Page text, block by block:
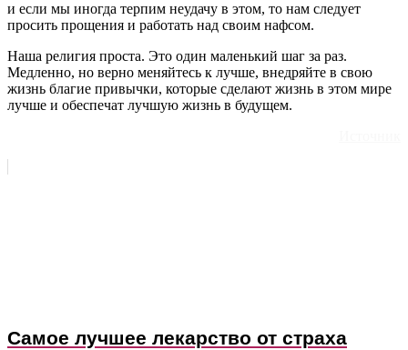
и если мы иногда терпим неудачу в этом, то нам следует
просить прощения и работать над своим нафсом.
Наша религия проста. Это один маленький шаг за раз.
Медленно, но верно меняйтесь к лучше, внедряйте в свою
жизнь благие привычки, которые сделают жизнь в этом мире
лучше и обеспечат лучшую жизнь в будущем.
Самое лучшее лекарство от страха